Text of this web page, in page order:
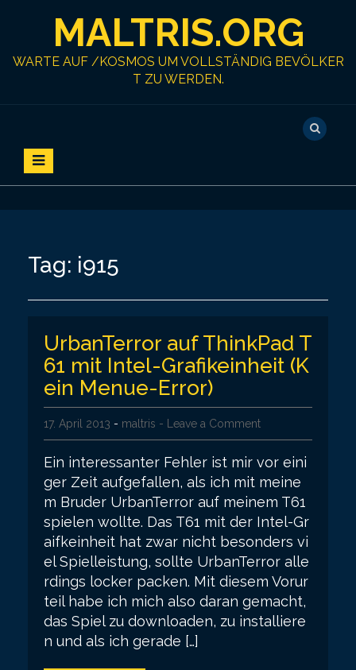
MALTRIS.ORG
WARTE AUF /KOSMOS UM VOLLSTÄNDIG BEVÖLKER
T ZU WERDEN.
Tag: i915
UrbanTerror auf ThinkPad T
61 mit Intel-Grafikeinheit (K
ein Menue-Error)
17. April 2013 - maltris - Leave a Comment
Ein interessanter Fehler ist mir vor eini
ger Zeit aufgefallen, als ich mit meine
m Bruder UrbanTerror auf meinem T61
spielen wollte. Das T61 mit der Intel-Gr
aifkeinheit hat zwar nicht besonders vi
el Spielleistung, sollte UrbanTerror alle
rdings locker packen. Mit diesem Vorur
teil habe ich mich also daran gemacht,
das Spiel zu downloaden, zu installiere
n und als ich gerade […]